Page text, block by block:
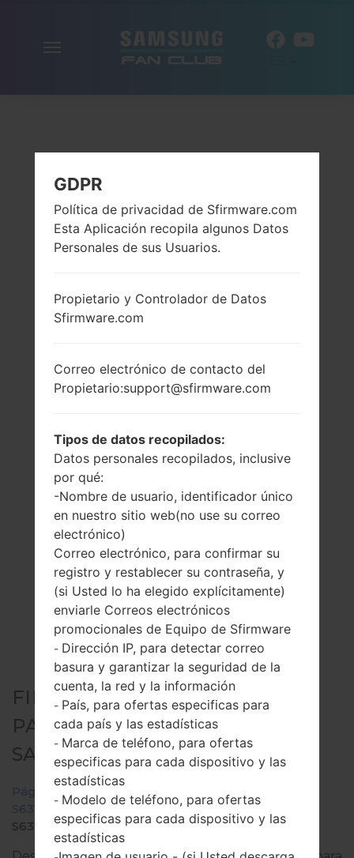
FIRMWARE OFICIAL #6486
PARA GT-S6312 -
SAMSUNGGALAXY Y DUOS
Página principal → Galaxy Y Duos →
S6312
→GT-
S6312_SLK_1_20131220104540_h3e7o9basa.zip
GDPR
Política de privacidad de Sfirmware.com
Esta Aplicación recopila algunos Datos
Personales de sus Usuarios.
Propietario y Controlador de Datos
Sfirmware.com
Correo electrónico de contacto del
Propietario:support@sfirmware.com
Tipos de datos recopilados:
Datos personales recopilados, inclusive
por qué:
-Nombre de usuario, identificador único
en nuestro sitio web(no use su correo
electrónico)
Correo electrónico, para confirmar su
registro y restablecer su contraseña, y
(si Usted lo ha elegido explícitamente)
enviarle Correos electrónicos
promocionales de Equipo de Sfirmware
- Dirección IP, para detectar correo
basura y garantizar la seguridad de la
cuenta, la red y la información
- País, para ofertas especificas para
cada país y las estadísticas
- Marca de teléfono, para ofertas
especificas para cada dispositivo y las
estadísticas
- Modelo de teléfono, para ofertas
especificas para cada dispositivo y las
estadísticas